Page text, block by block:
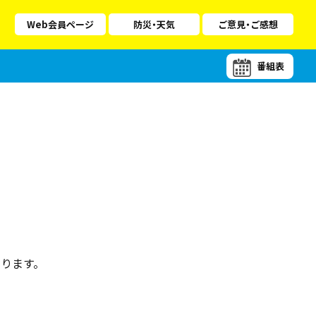
Web会員ページ 防災・天気 ご意見・ご感想
番組表
ます。